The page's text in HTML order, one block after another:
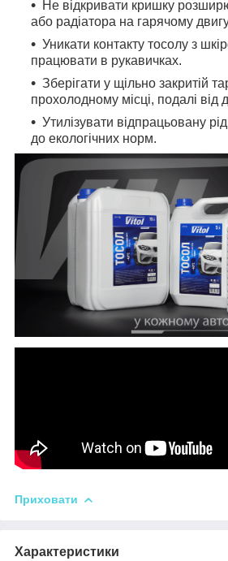
Не відкривати кришку
або радіатора на гарячому
Уникати контакту тосолу з
працювати в рукавичках.
Зберігати у щільно закритій
прохолодному місці, подалі від
Утилізувати відпрацьовану
до екологічних норм.
Приховати
Характеристики